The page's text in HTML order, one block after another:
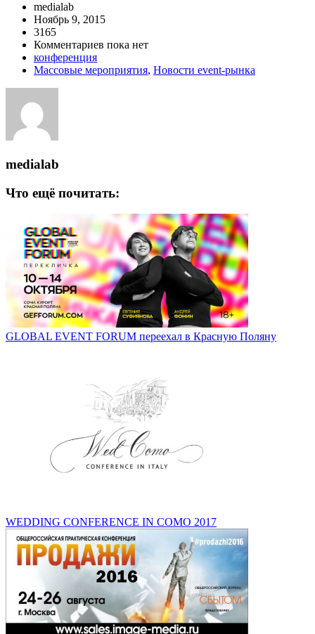
medialab
Ноябрь 9, 2015
3165
Комментариев пока нет
конференция
Массовые мероприятия, Новости event-рынка
medialab
Что ещё почитать:
GLOBAL EVENT FORUM переехал в Красную Поляну
WEDDING CONFERENCE IN COMO 2017